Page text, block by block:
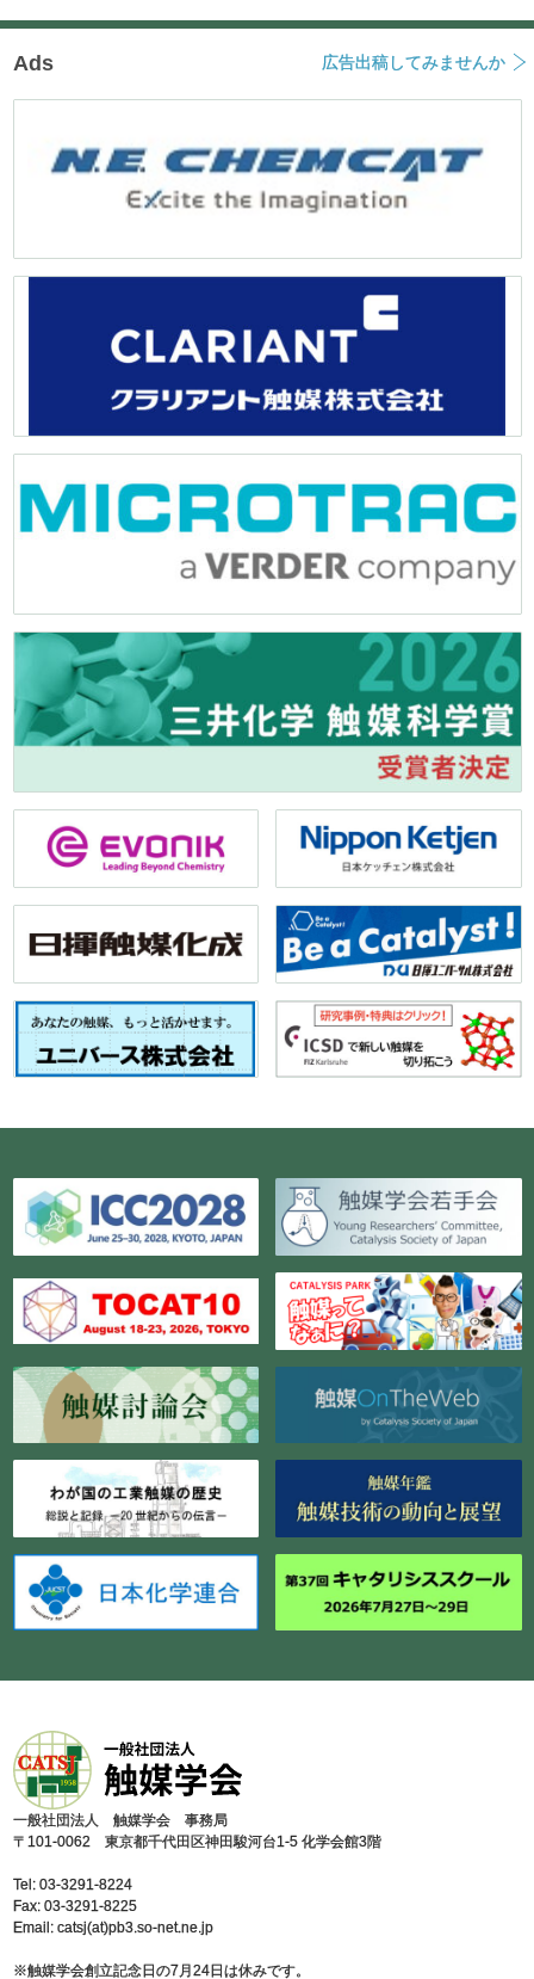
Ads 広告出稿してみませんか
⼀般社団法⼈ 触媒学会 事務局
〒101-0062 東京都千代⽥区神⽥駿河台1-5 化学会館3階
Tel: 03-3291-8224
Fax: 03-3291-8225
Email: catsj(at)pb3.so-net.ne.jp
※触媒学会創⽴記念⽇の7⽉24⽇は休みです。